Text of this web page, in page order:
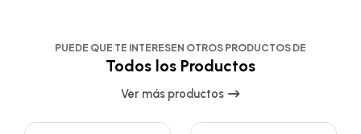
PUEDE QUE TE INTERESEN OTROS PRODUCTOS DE
Todos los Productos
Ver más productos